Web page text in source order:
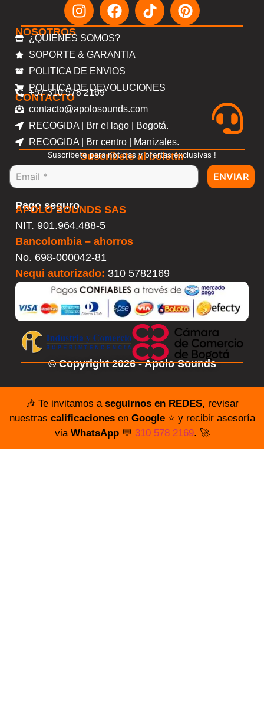
NOSOTROS
¿QUIENES SOMOS?
SOPORTE & GARANTIA
POLITICA DE ENVIOS
POLITICA DE DEVOLUCIONES
CONTACTO
+57 310 578 2169
contacto@apolosounds.com
RECOGIDA | Brr el lago | Bogotá.
RECOGIDA | Brr centro | Manizales.
Suscríbete al boletín
Suscribete para noticias y ofertas exclusivas !
ENVIAR
Pago seguro
APOLO SOUNDS SAS
NIT. 901.964.488-5
Bancolombia – ahorros
No. 698-000042-81
Nequi autorizado: 310 5782169
© Copyright 2026 - Apolo Sounds
🎶 Te invitamos a seguirnos en REDES, revisar
nuestras calificacionesen Google⭐️ y recibir asesoría
via WhatsApp💬 310 578 2169. 🚀